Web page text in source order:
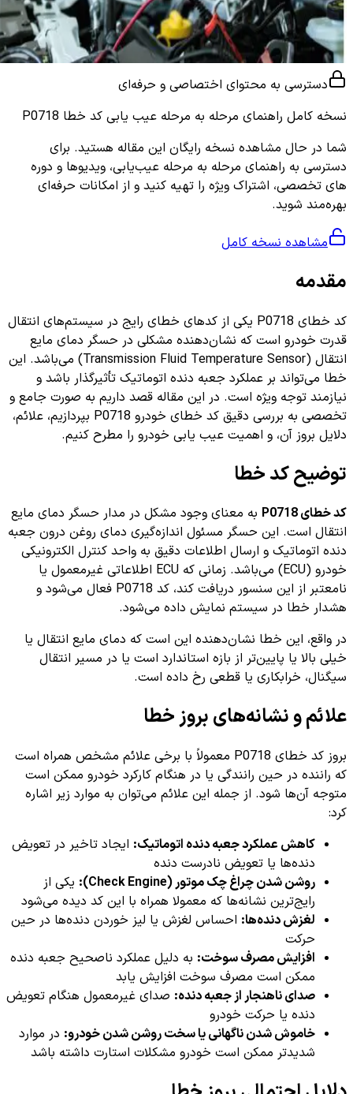
دسترسی به محتوای اختصاصی و حرفه‌ای
نسخه کامل راهنمای مرحله به مرحله عیب یابی کد خطا P0718
شما در حال مشاهده نسخه رایگان این مقاله هستید. برای
دسترسی به راهنمای مرحله به مرحله عیب‌یابی، ویدیوها و دوره
های تخصصی، اشتراک ویژه را تهیه کنید و از امکانات حرفه‌ای
بهره‌مند شوید.
مشاهده نسخه کامل
مقدمه
کد خطای P0718 یکی از کدهای خطای رایج در سیستم‌های انتقال
قدرت خودرو است که نشان‌دهنده مشکلی در حسگر دمای مایع
انتقال (Transmission Fluid Temperature Sensor) می‌باشد. این
خطا می‌تواند بر عملکرد جعبه دنده اتوماتیک تأثیرگذار باشد و
نیازمند توجه ویژه است. در این مقاله قصد داریم به صورت جامع و
تخصصی به بررسی دقیق کد خطای خودرو P0718 بپردازیم، علائم،
دلایل بروز آن، و اهمیت عیب یابی خودرو را مطرح کنیم.
توضیح کد خطا
کد خطای P0718
به معنای وجود مشکل در مدار حسگر دمای مایع
انتقال است. این حسگر مسئول اندازه‌گیری دمای روغن درون جعبه
دنده اتوماتیک و ارسال اطلاعات دقیق به واحد کنترل الکترونیکی
خودرو (ECU) می‌باشد. زمانی که ECU اطلاعاتی غیرمعمول یا
نامعتبر از این سنسور دریافت کند، کد P0718 فعال می‌شود و
هشدار خطا در سیستم نمایش داده می‌شود.
در واقع، این خطا نشان‌دهنده این است که دمای مایع انتقال یا
خیلی بالا یا پایین‌تر از بازه استاندارد است یا در مسیر انتقال
سیگنال، خرابکاری یا قطعی رخ داده است.
علائم و نشانه‌های بروز خطا
بروز کد خطای P0718 معمولاً با برخی علائم مشخص همراه است
که راننده در حین رانندگی یا در هنگام کارکرد خودرو ممکن است
متوجه آن‌ها شود. از جمله این علائم می‌توان به موارد زیر اشاره
کرد:
کاهش عملکرد جعبه دنده اتوماتیک: ایجاد تاخیر در تعویض
دنده‌ها یا تعویض نادرست دنده
روشن شدن چراغ چک موتور (Check Engine):
یکی از
رایج‌ترین نشانه‌ها که معمولا همراه با این کد دیده می‌شود
لغزش دنده‌ها: احساس لغزش یا لیز خوردن دنده‌ها در حین
حرکت
افزایش مصرف سوخت: به دلیل عملکرد ناصحیح جعبه دنده
ممکن است مصرف سوخت افزایش یابد
صدای ناهنجار از جعبه دنده: صدای غیرمعمول هنگام تعویض
دنده یا حرکت خودرو
خاموش شدن ناگهانی یا سخت روشن شدن خودرو: در موارد
شدیدتر ممکن است خودرو مشکلات استارت داشته باشد